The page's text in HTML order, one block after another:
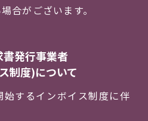
合がございます。
書発行事業者
制度)について
するインボイス制度に伴